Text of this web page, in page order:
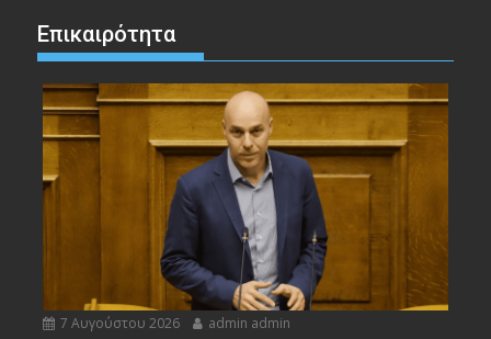
Επικαιρότητα
7 Αυγούστου 2026 admin admin